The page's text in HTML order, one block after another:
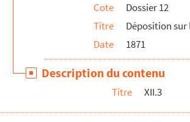
Cote
Dossier 12
Titre
Déposition sur
Date
1871
Description du contenu
Titre XII.3